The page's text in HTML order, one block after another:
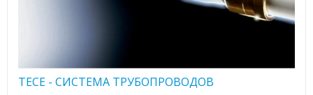
TECE - CИСТЕМА ТРУБОПРОВОДОВ